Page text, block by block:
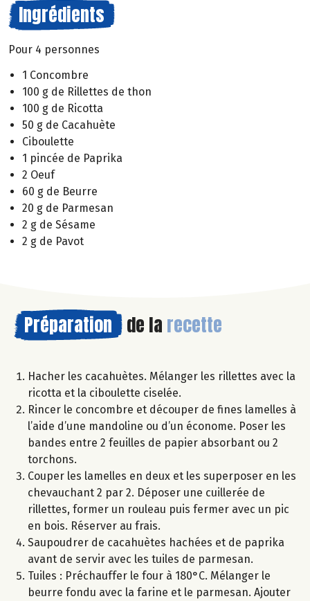
Ingrédients
Pour 4 personnes
1 Concombre
100 g de Rillettes de thon
100 g de Ricotta
50 g de Cacahuète
Ciboulette
1 pincée de Paprika
2 Oeuf
60 g de Beurre
20 g de Parmesan
2 g de Sésame
2 g de Pavot
Préparation de la recette
Hacher les cacahuètes. Mélanger les rillettes avec la
ricotta et la ciboulette ciselée.
Rincer le concombre et découper de fines lamelles à
l’aide d’une mandoline ou d’un économe. Poser les
bandes entre 2 feuilles de papier absorbant ou 2
torchons.
Couper les lamelles en deux et les superposer en les
chevauchant 2 par 2. Déposer une cuillerée de
rillettes, former un rouleau puis fermer avec un pic
en bois. Réserver au frais.
Saupoudrer de cacahuètes hachées et de paprika
avant de servir avec les tuiles de parmesan.
Tuiles : Préchauffer le four à 180°C. Mélanger le
beurre fondu avec la farine et le parmesan. Ajouter